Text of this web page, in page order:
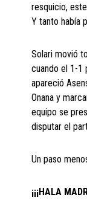
resquicio,
Y tanto había
Solari movió
cuando el 1-1
apareció
Onana y
equipo se
disputar el
Un paso
¡¡¡HALA